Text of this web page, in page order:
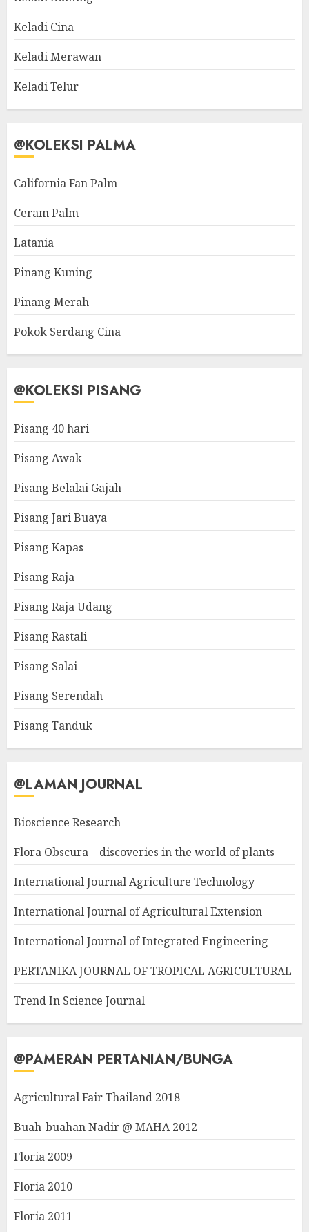
Keladi Cina
Keladi Merawan
Keladi Telur
@KOLEKSI PALMA
California Fan Palm
Ceram Palm
Latania
Pinang Kuning
Pinang Merah
Pokok Serdang Cina
@KOLEKSI PISANG
Pisang 40 hari
Pisang Awak
Pisang Belalai Gajah
Pisang Jari Buaya
Pisang Kapas
Pisang Raja
Pisang Raja Udang
Pisang Rastali
Pisang Salai
Pisang Serendah
Pisang Tanduk
@LAMAN JOURNAL
Bioscience Research
Flora Obscura – discoveries in the world of plants
International Journal Agriculture Technology
International Journal of Agricultural Extension
International Journal of Integrated Engineering
PERTANIKA JOURNAL OF TROPICAL AGRICULTURAL
Trend In Science Journal
@PAMERAN PERTANIAN/BUNGA
Agricultural Fair Thailand 2018
Buah-buahan Nadir @ MAHA 2012
Floria 2009
Floria 2010
Floria 2011